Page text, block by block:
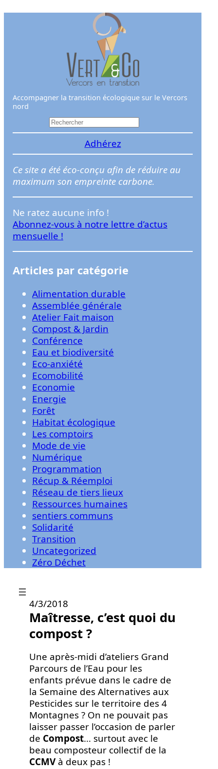
Accompagner la transition écologique sur le Vercors
nord
e
h
e
r
e
r
Adhérez
Ce site a été éco-conçu afin de réduire au
maximum son empreinte carbone.
Ne ratez aucune info !
Abonnez-vous à notre lettre d’actus
mensuelle !
Articles par catégorie
Alimentation durable
Assemblée générale
Atelier Fait maison
Compost & Jardin
Conférence
Eau et biodiversité
Eco-anxiété
Ecomobilité
Economie
Energie
Forêt
Habitat écologique
Les comptoirs
Mode de vie
Numérique
Programmation
Récup & Réemploi
Réseau de tiers lieux
Ressources humaines
sentiers communs
Solidarité
Transition
Uncategorized
Zéro Déchet
4/3/2018
Maîtresse, c’est quoi du
compost ?
Une après-midi d’ateliers Grand
Parcours de l’Eau pour les
enfants prévue dans le cadre de
la Semaine des Alternatives aux
Pesticides sur le territoire des 4
Montagnes ? On ne pouvait pas
laisser passer l’occasion de parler
de Compost… surtout avec le
beau composteur collectif de la
CCMVà deux pas !